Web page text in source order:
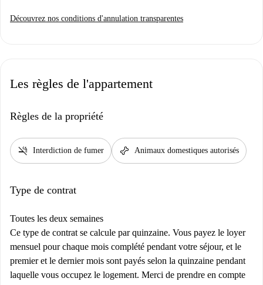
Découvrez nos conditions d'annulation transparentes
Les règles de l'appartement
Règles de la propriété
smoke_free Interdiction de fumer pet_supplies Animaux domestiques autorisés
Type de contrat
Toutes les deux semaines
Ce type de contrat se calcule par quinzaine. Vous payez le loyer
mensuel pour chaque mois complété pendant votre séjour, et le
premier et le dernier mois sont payés selon la quinzaine pendant
laquelle vous occupez le logement. Merci de prendre en compte